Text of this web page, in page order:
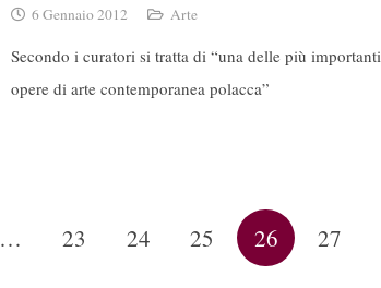
6 Gennaio 2012 Arte
Secondo i curatori si tratta di “una delle più importanti
opere di arte contemporanea polacca”
… 23 24 25 26 27